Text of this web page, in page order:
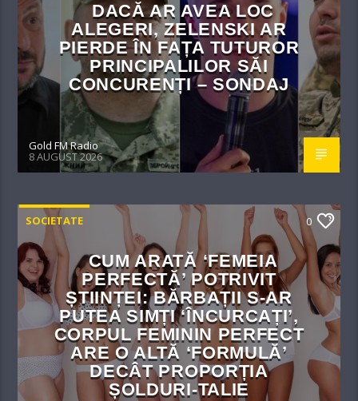
DACĂ AR AVEA LOC
ALEGERI, ZELENSKI AR
PIERDE ÎN FAȚA TUTUROR
PRINCIPALILOR SĂI
CONCURENȚI – SONDAJ
Gold FM Radio
8 AUGUST 2026
SOCIETATE 0
CUM ARATĂ ‘FEMEIA
PERFECTĂ’ POTRIVIT
ȘTIINȚEI: BĂRBAȚII S-AR
PUTEA SIMȚI ‘ÎNCURCAȚI’,
CORPUL FEMININ PERFECT
ARE O ALTĂ ‘FORMULĂ’
DECÂT PROPORȚIA
ȘOLDURI-TALIE